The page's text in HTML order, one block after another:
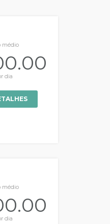
médio
dia
médio
dia